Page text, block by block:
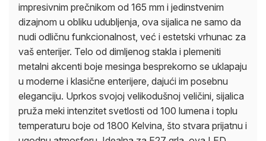
impresivnim prečnikom od 165 mm i jedinstvenim
dizajnom u obliku udubljenja, ova sijalica ne samo da
nudi odličnu funkcionalnost, već i estetski vrhunac za
vaš enterijer. Telo od dimljenog stakla i plemeniti
metalni akcenti boje mesinga besprekorno se uklapaju
u moderne i klasične enterijere, dajući im posebnu
eleganciju. Uprkos svojoj velikodušnoj veličini, sijalica
pruža meki intenzitet svetlosti od 100 lumena i toplu
temperaturu boje od 1800 Kelvina, što stvara prijatnu i